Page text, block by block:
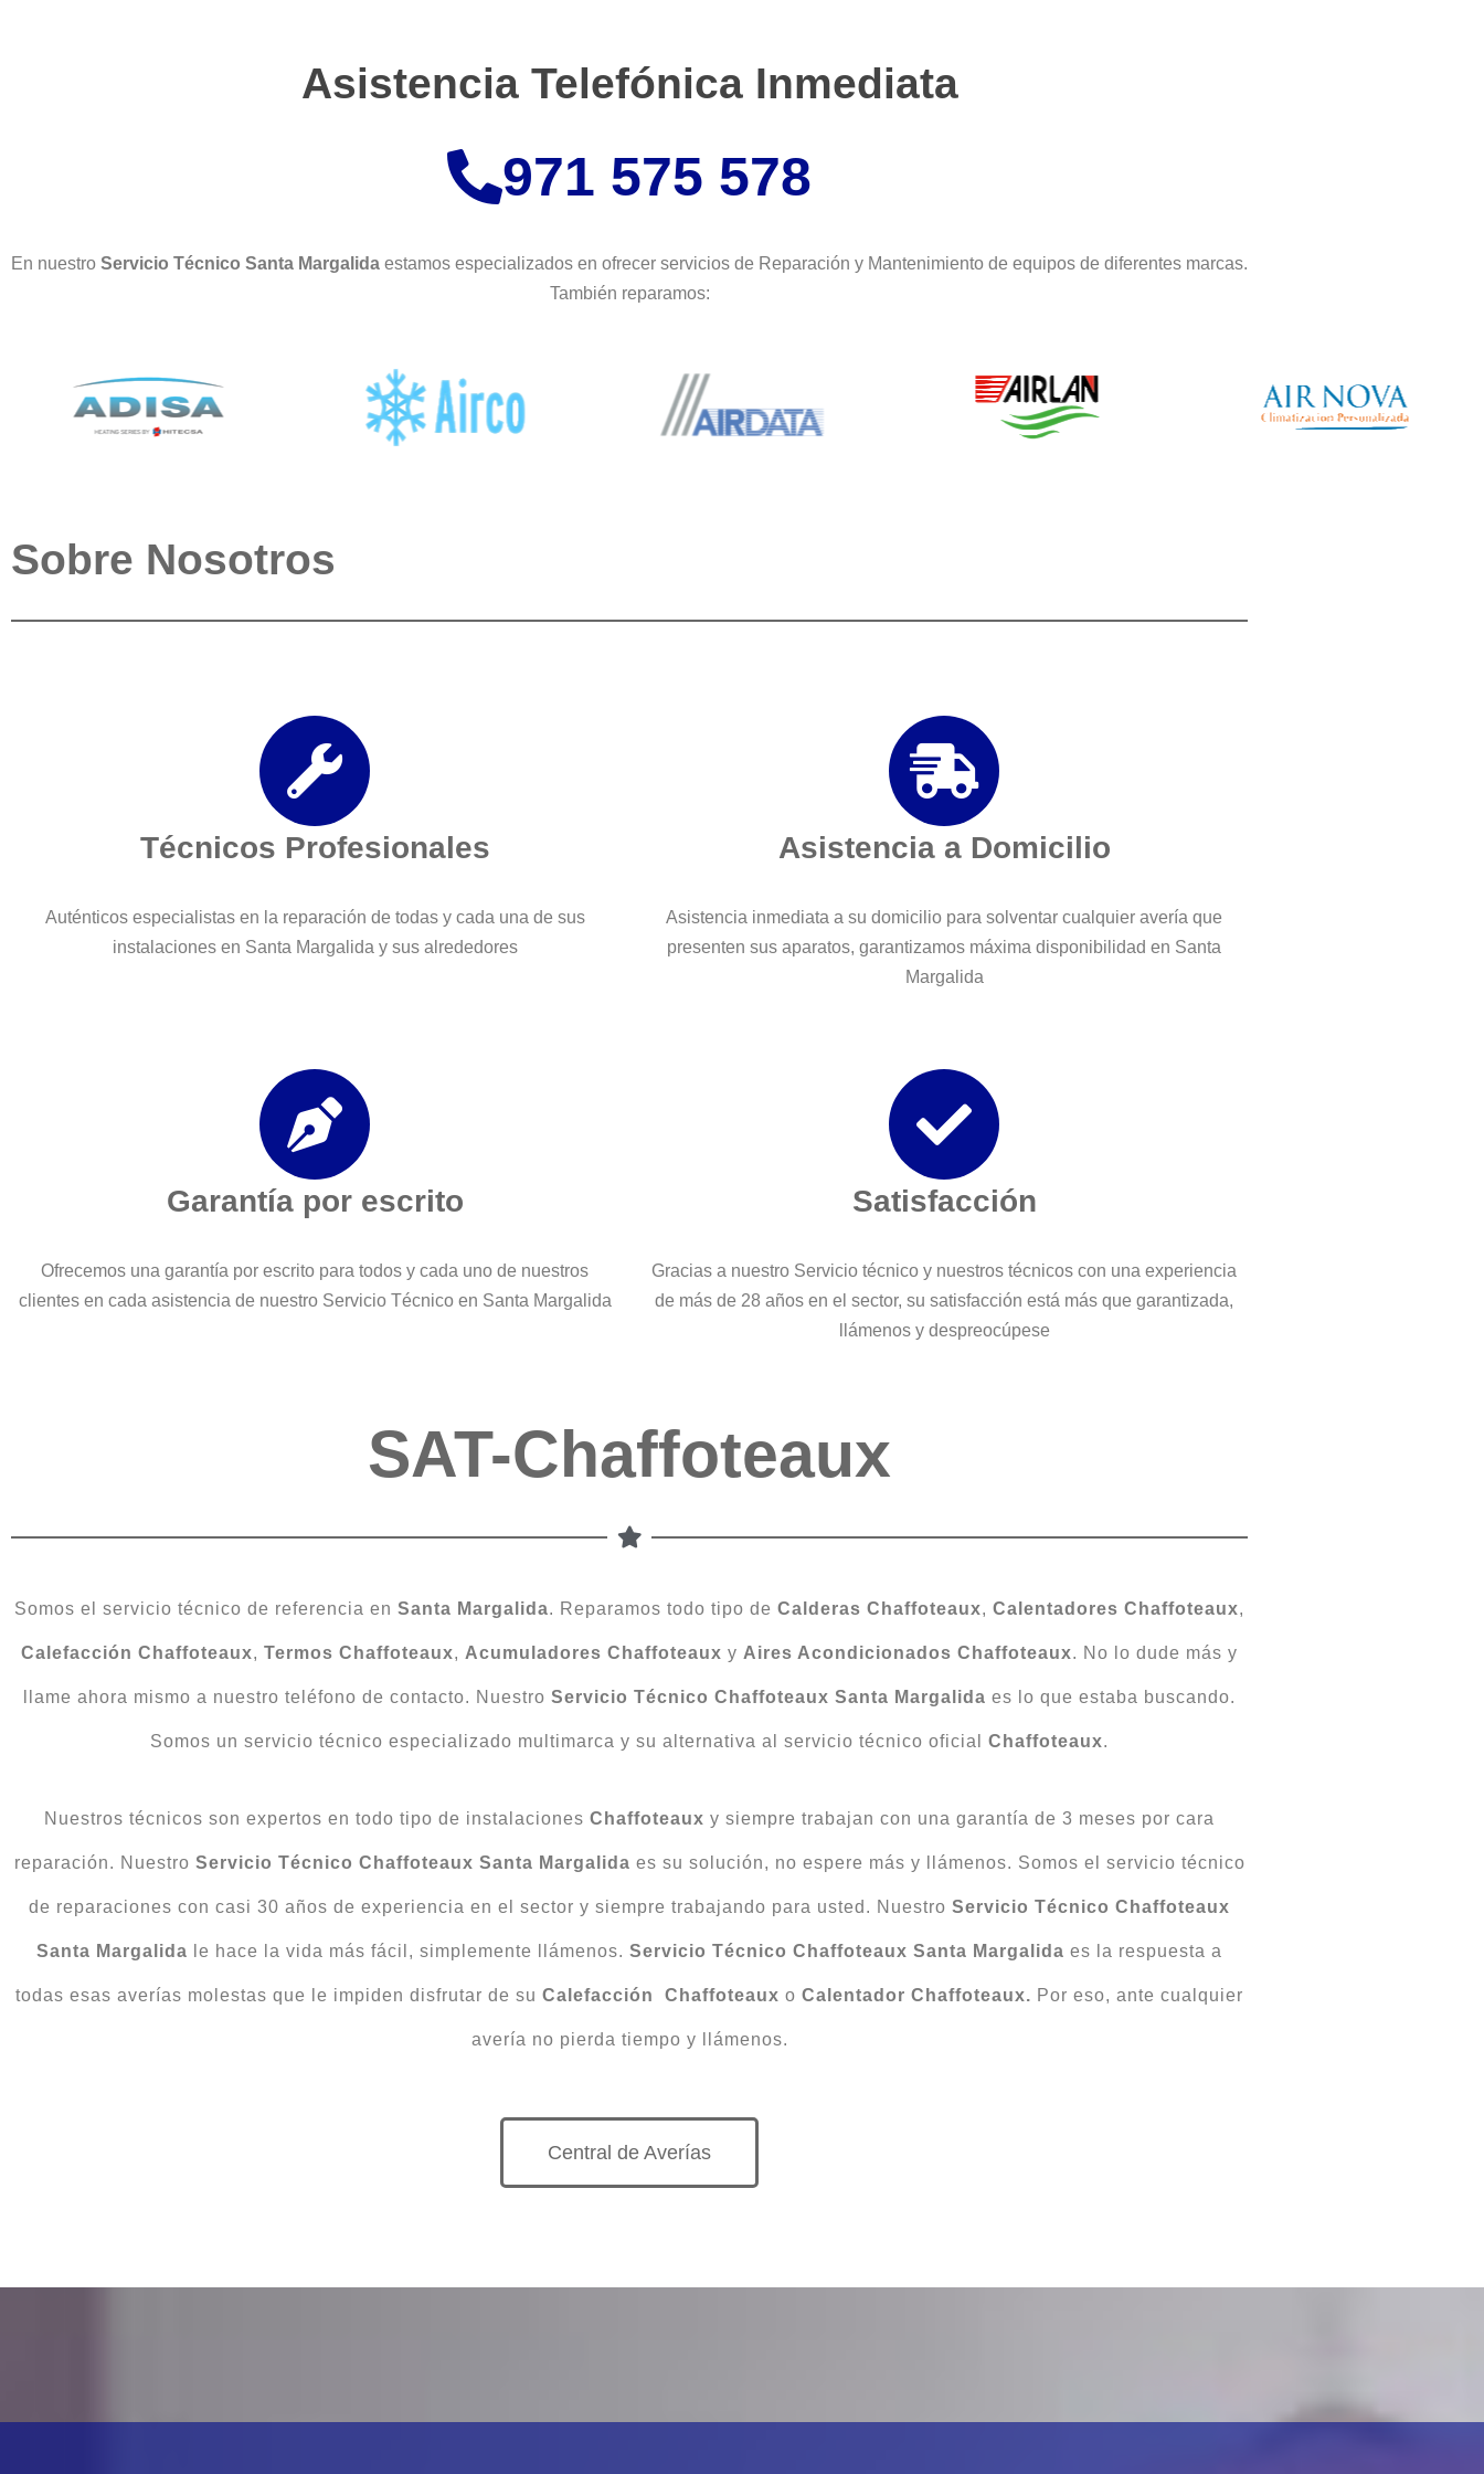
Asistencia Telefónica Inmediata
971 575 578
En nuestro Servicio Técnico Santa Margalida estamos especializados en ofrecer servicios de Reparación y Mantenimiento de equipos de diferentes marcas.
También reparamos:
Sobre Nosotros
Técnicos Profesionales
Auténticos especialistas en la reparación de todas y cada una de sus
instalaciones en Santa Margalida y sus alrededores
Asistencia a Domicilio
Asistencia inmediata a su domicilio para solventar cualquier avería que
presenten sus aparatos, garantizamos máxima disponibilidad en Santa
Margalida
Garantía por escrito
Ofrecemos una garantía por escrito para todos y cada uno de nuestros
clientes en cada asistencia de nuestro Servicio Técnico en Santa Margalida
Satisfacción
Gracias a nuestro Servicio técnico y nuestros técnicos con una experiencia
de más de 28 años en el sector, su satisfacción está más que garantizada,
llámenos y despreocúpese
SAT-Chaffoteaux
Somos el servicio técnico de referencia en Santa Margalida. Reparamos todo tipo de Calderas Chaffoteaux, Calentadores Chaffoteaux,
Calefacción Chaffoteaux, Termos Chaffoteaux, Acumuladores Chaffoteaux y Aires Acondicionados Chaffoteaux. No lo dude más y
llame ahora mismo a nuestro teléfono de contacto. Nuestro Servicio Técnico Chaffoteaux Santa Margalida es lo que estaba buscando.
Somos un servicio técnico especializado multimarca y su alternativa al servicio técnico oficial Chaffoteaux.
Nuestros técnicos son expertos en todo tipo de instalaciones Chaffoteaux y siempre trabajan con una garantía de 3 meses por cara
reparación. Nuestro Servicio Técnico Chaffoteaux Santa Margalida es su solución, no espere más y llámenos. Somos el servicio técnico
de reparaciones con casi 30 años de experiencia en el sector y siempre trabajando para usted. Nuestro Servicio Técnico Chaffoteaux
Santa Margalida le hace la vida más fácil, simplemente llámenos. Servicio Técnico Chaffoteaux Santa Margalida es la respuesta a
todas esas averías molestas que le impiden disfrutar de su Calefacción Chaffoteaux o Calentador Chaffoteaux. Por eso, ante cualquier
avería no pierda tiempo y llámenos.
Central de Averías